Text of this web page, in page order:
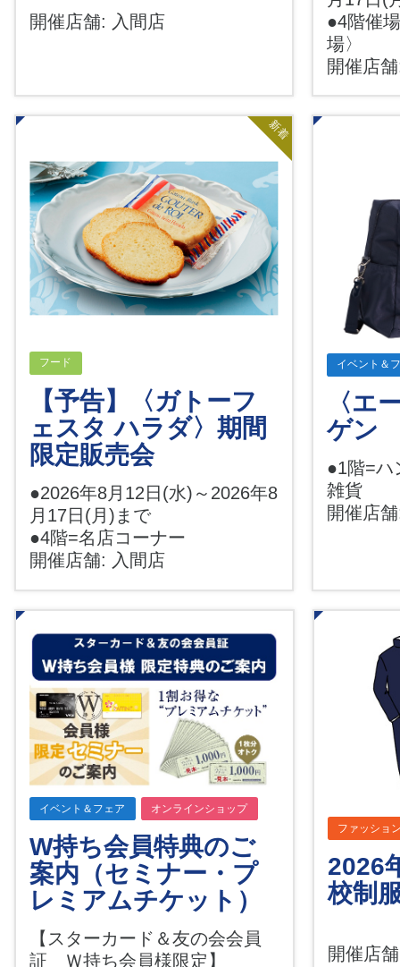
開催店舗: 入間店
●4階催
場〉
開催店
新着
フード
【予告】〈ガトーフ
ェスタ ハラダ〉期間
限定販売会
●2026年8月12日(水)～2026年8
月17日(月)まで
●4階=名店コーナー
開催店舗: 入間店
イベント＆
〈エ
ゲン
●1階=ハ
雑貨
開催店
イベント＆フェア オンラインショップ
W持ち会員特典のご
案内（セミナー・プ
レミアムチケット）
【スターカード＆友の会会員
証 Ｗ持ち会員様限定】
ファッショ
2026
校制
開催店